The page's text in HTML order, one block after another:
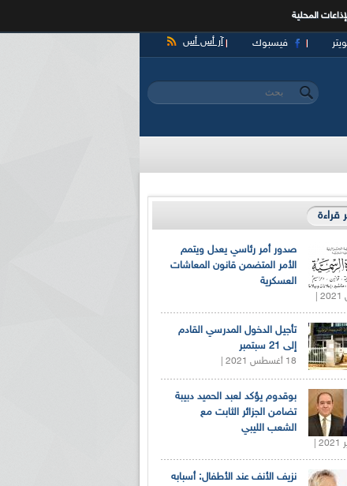
المحلية
آر أس أس فيسبوك
استمارة البحث
‏بحث ‏
قراءة
صدور أمر رئاسي يعدل ويتمم
الأمر المتضمن قانون المعاشات
العسكرية
تأجيل الدخول المدرسي القادم
إلى 21 سبتمبر
18 أغسطس 2021 |
بوقدوم يؤكد لعبد الحميد دبيبة
تضامن الجزائر الثابت مع
الشعب الليبي
نزيف الأنف عند الأطفال: أسبابه